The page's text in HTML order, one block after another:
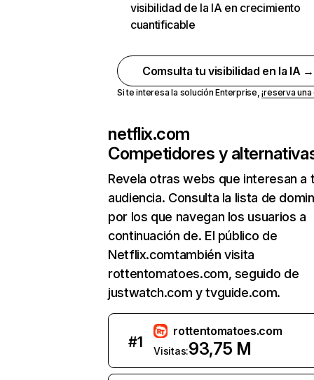
visibilidad de la IA en crecimiento
cuantificable
Comsulta tu visibilidad en la IA →
Si te interesa la solución Enterprise,¡reserva
netflix.com
Competidores y
Revela otras webs que interesan a
audiencia. Consulta la lista de
por los que navegan los usuarios a
continuación de. El público de
Netflix.comtambién visita
rottentomatoes.com, seguido de
justwatch.com y tvguide.com.
#1
rottentomatoes.com
Visitas:93,75 M